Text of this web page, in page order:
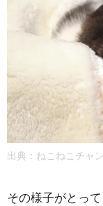
出典：ねこねこチャ
その様子がとっ